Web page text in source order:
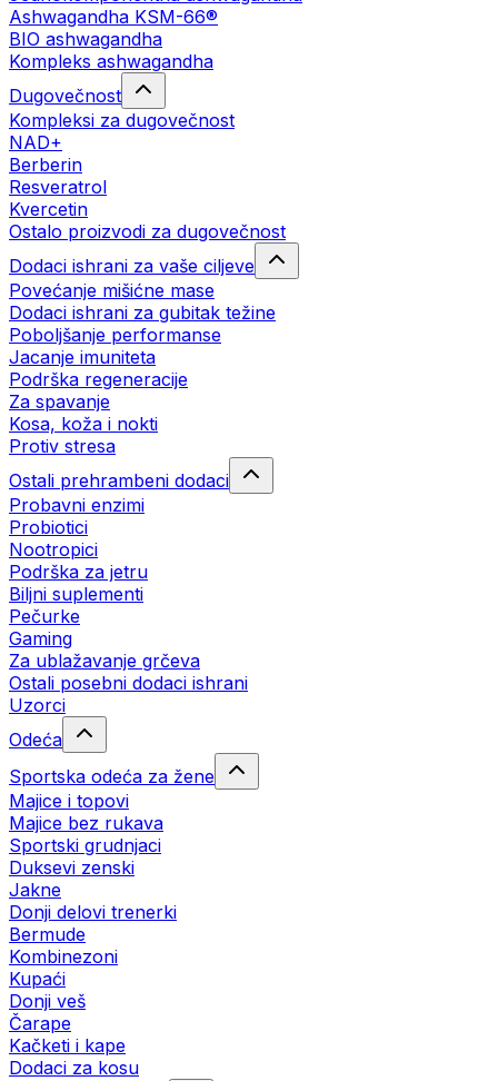
Ashwagandha KSM-66®
BIO ashwagandha
Kompleks ashwagandha
Dugovečnost
Kompleksi za dugovečnost
NAD+
Berberin
Resveratrol
Kvercetin
Ostalo proizvodi za dugovečnost
Dodaci ishrani za vaše ciljeve
Povećanje mišićne mase
Dodaci ishrani za gubitak težine
Poboljšanje performanse
Jacanje imuniteta
Podrška regeneracije
Za spavanje
Kosa, koža i nokti
Protiv stresa
Ostali prehrambeni dodaci
Probavni enzimi
Probiotici
Nootropici
Podrška za jetru
Biljni suplementi
Pečurke
Gaming
Za ublažavanje grčeva
Ostali posebni dodaci ishrani
Uzorci
Odeća
Sportska odeća za žene
Majice i topovi
Majice bez rukava
Sportski grudnjaci
Duksevi zenski
Jakne
Donji delovi trenerki
Bermude
Kombinezoni
Kupaći
Donji veš
Čarape
Kačketi i kape
Dodaci za kosu